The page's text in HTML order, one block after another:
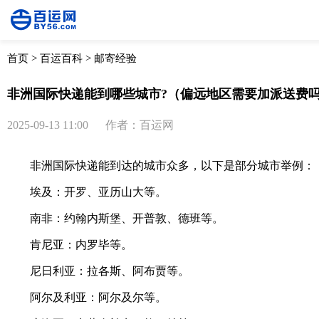
首页 > 百运百科 > 邮寄经验
非洲国际快递能到哪些城市?（偏远地区需要加派送费吗
2025-09-13 11:00 作者：百运网
非洲国际快递能到达的城市众多，以下是部分城市举例：
埃及：开罗、亚历山大等。
南非：约翰内斯堡、开普敦、德班等。
肯尼亚：内罗毕等。
尼日利亚：拉各斯、阿布贾等。
阿尔及利亚：阿尔及尔等。